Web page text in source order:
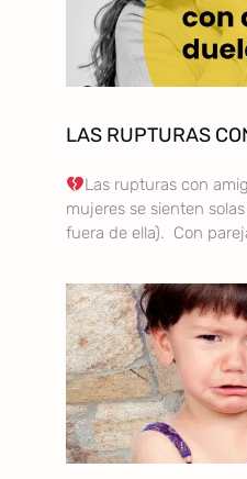
LAS RUPTURAS
Las rupturas con
mujeres se sienten
fuera de ella). Con